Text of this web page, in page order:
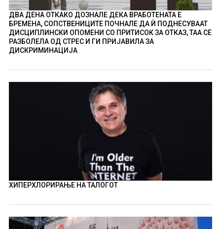
ДВА ДЕНА ОТКАКО ДОЗНАЛЕ ДЕКА ВРАБОТЕНАТА Е
БРЕМЕНА, СОПСТВЕНИЦИТЕ ПОЧНАЛЕ ДА Ѝ ПОДНЕСУВААТ
ДИСЦИПЛИНСКИ ОПОМЕНИ СО ПРИТИСОК ЗА ОТКАЗ, ТАА СЕ
РАЗБОЛЕЛА ОД СТРЕС И ГИ ПРИЈАВИЛА ЗА
ДИСКРИМИНАЦИЈА
ХИПЕРХЛОРИРАЊЕ НА ТАЛОГОТ